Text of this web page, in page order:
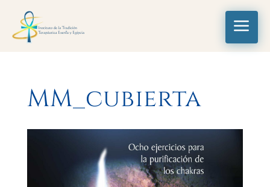
a
MM_cubierta